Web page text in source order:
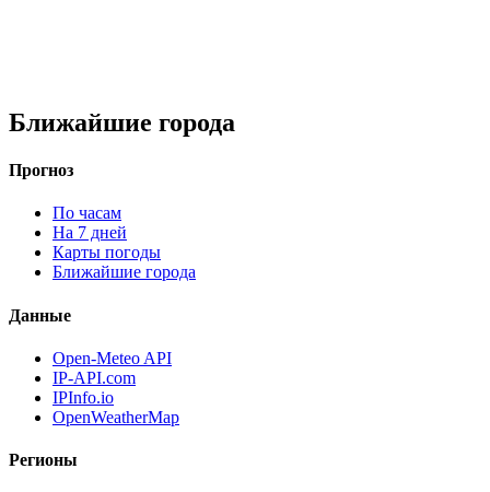
Ближайшие города
Прогноз
По часам
На 7 дней
Карты погоды
Ближайшие города
Данные
Open-Meteo API
IP-API.com
IPInfo.io
OpenWeatherMap
Регионы